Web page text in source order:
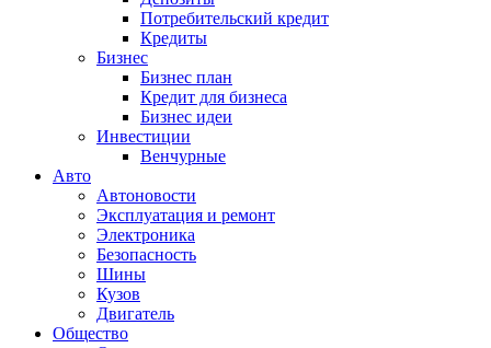
Потребительский кредит
Кредиты
Бизнес
Бизнес план
Кредит для бизнеса
Бизнес идеи
Инвестиции
Венчурные
Авто
Автоновости
Эксплуатация и ремонт
Электроника
Безопасность
Шины
Кузов
Двигатель
Общество